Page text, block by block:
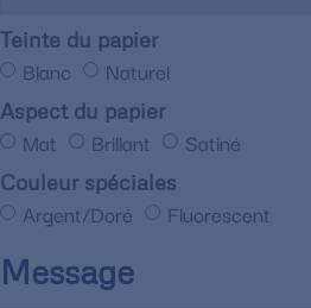
Teinte du papier
Blanc Naturel
Aspect du papier
Mat Brillant Satiné
Couleur spéciales
Argent/Doré Fluorescent
Message